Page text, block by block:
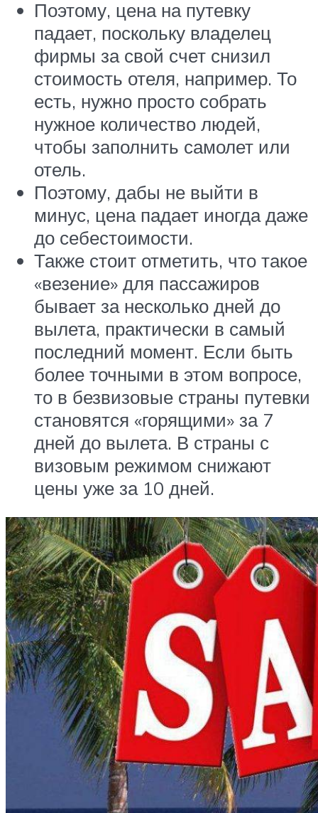
Поэтому, цена на путевку
падает, поскольку владелец
фирмы за свой счет снизил
стоимость отеля, например. То
есть, нужно просто собрать
нужное количество людей,
чтобы заполнить самолет или
отель.
Поэтому, дабы не выйти в
минус, цена падает иногда даже
до себестоимости.
Также стоит отметить, что такое
«везение» для пассажиров
бывает за несколько дней до
вылета, практически в самый
последний момент. Если быть
более точными в этом вопросе,
то в безвизовые страны путевки
становятся «горящими» за 7
дней до вылета. В страны с
визовым режимом снижают
цены уже за 10 дней.